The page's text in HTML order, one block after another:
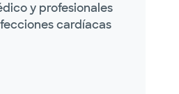
y profesionales
cardíacas